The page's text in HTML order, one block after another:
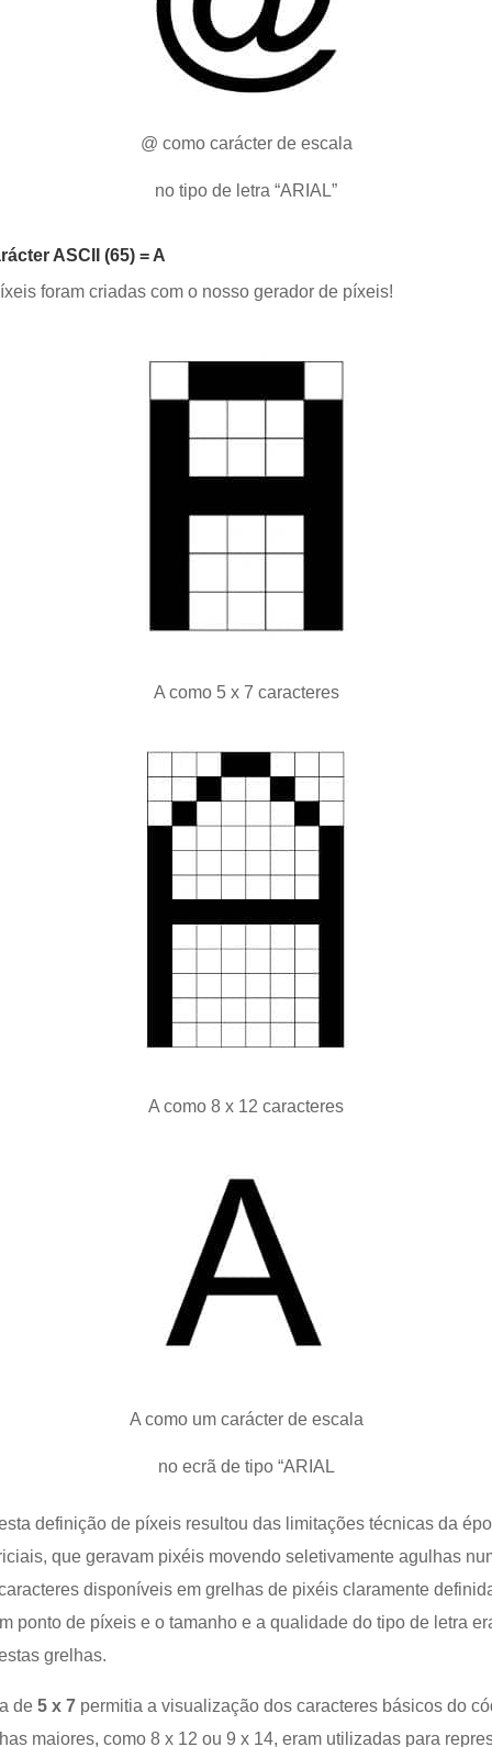
@ como carácter de escala
no tipo de letra “ARIAL”
ASCII (65) = A
foram criadas com o nosso gerador de píxeis!
A como 5 x 7 caracteres
A como 8 x 12 caracteres
A como um carácter de escala
no ecrã de tipo “ARIAL
definição de píxeis resultou das limitações técnicas da
que geravam pixéis movendo seletivamente agulhas
disponíveis em grelhas de pixéis claramente
ponto de píxeis e o tamanho e a qualidade do tipo de letra
grelhas.
de5 x 7 permitia a visualização dos caracteres básicos do
maiores, como 8 x 12 ou 9 x 14, eram utilizadas para